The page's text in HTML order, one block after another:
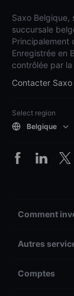
Saxo Belgique,
succursale
Principalement
Enregistrée en
contrôlée par la
Contacter Saxo
Select region
Belgique
Comment
Autres
Comptes